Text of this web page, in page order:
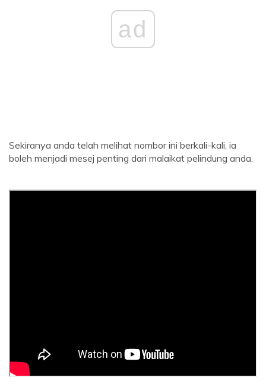
ad
Sekiranya anda telah melihat nombor ini berkali-kali, ia
boleh menjadi mesej penting dari malaikat pelindung anda.